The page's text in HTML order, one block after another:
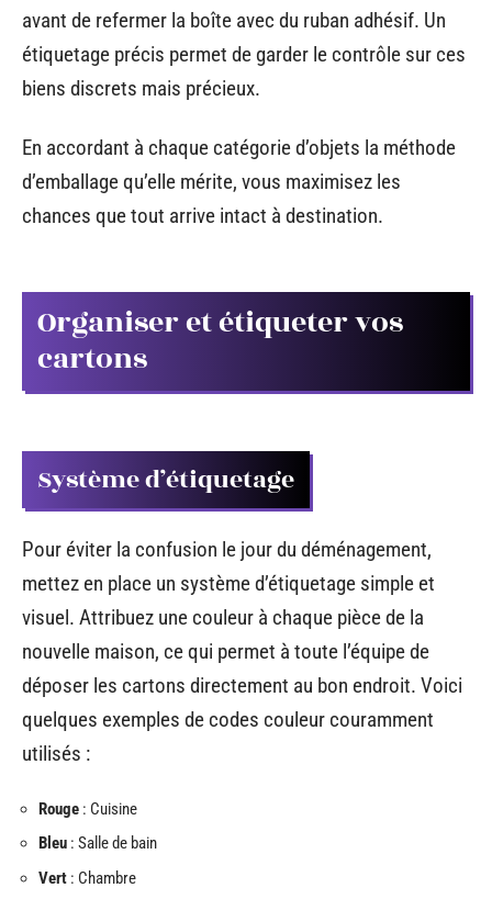
avant de refermer la boîte avec du ruban adhésif. Un
étiquetage précis permet de garder le contrôle sur ces
biens discrets mais précieux.
En accordant à chaque catégorie d’objets la méthode
d’emballage qu’elle mérite, vous maximisez les
chances que tout arrive intact à destination.
Organiser et étiqueter vos
cartons
Système d’étiquetage
Pour éviter la confusion le jour du déménagement,
mettez en place un système d’étiquetage simple et
visuel. Attribuez une couleur à chaque pièce de la
nouvelle maison, ce qui permet à toute l’équipe de
déposer les cartons directement au bon endroit. Voici
quelques exemples de codes couleur couramment
utilisés :
Rouge : Cuisine
Bleu : Salle de bain
Vert : Chambre